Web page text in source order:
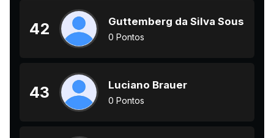
42 Guttemberg da Silva Sousa
0 Pontos
43 Luciano Brauer
0 Pontos